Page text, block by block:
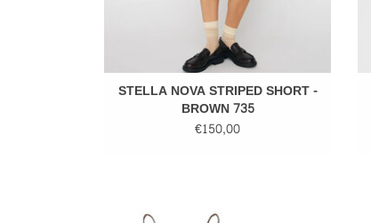
STELLA NOVA STRIPED SHORT -
BROWN 735
€150,00